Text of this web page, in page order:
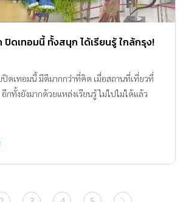
ปิดเทอมนี้ ทั้งสนุก ได้เรียนรู้ ใกล้กรุง!
ดเทอมนี้ มีดีมากกว่าที่คิด เมื่อสถานที่เที่ยวที่
กทั้งยังมากด้วยแหล่งเรียนรู้ ไม่ไปไม่ได้แล้ว